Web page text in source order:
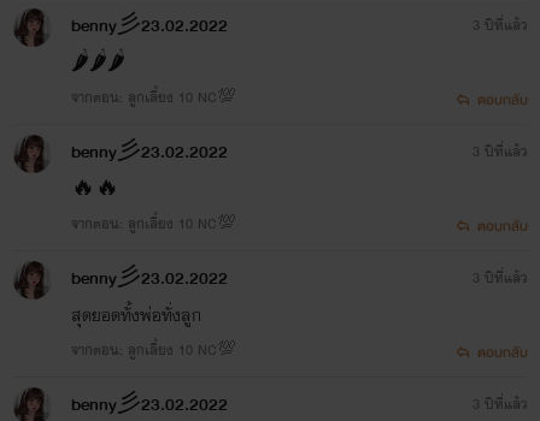
benny彡23.02.2022
🌶️🌶️🌶️
จากตอน: ลูกเลี้ยง 10 NC💯
3 ปีที่แล้ว
ตอบกลับ
benny彡23.02.2022
🔥🔥
จากตอน: ลูกเลี้ยง 10 NC💯
3 ปีที่แล้ว
ตอบกลับ
benny彡23.02.2022
สุดยอดทั้งพ่อทั่งลูก
จากตอน: ลูกเลี้ยง 10 NC💯
3 ปีที่แล้ว
ตอบกลับ
benny彡23.02.2022 3 ปีที่แล้ว